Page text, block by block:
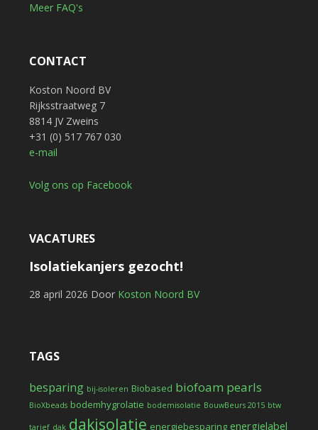
Meer FAQ's
CONTACT
Koston Noord BV
Rijksstraatweg 7
8814 JV Zweins
+31 (0) 517 767 030
e-mail
Volg ons op Facebook
VACATURES
Isolatiekanjers gezocht!
28 april 2026 Door Koston Noord BV
TAGS
besparing bij-isoleren Biobased biofoam pearls
BioXbeads bodemhygrolatie bodemisolatie BouwBeurs 2015 btw
tarief dak dakisolatie energiebesparing energielabel